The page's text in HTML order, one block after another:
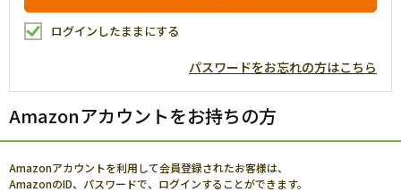
ログインしたままにする
パスワードをお忘れの方はこちら
Amazonアカウントをお持ちの方
Amazonアカウントを利用して会員登録されたお客様は、
AmazonのID、パスワードで、ログインすることができます。